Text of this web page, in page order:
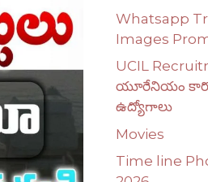
Whatsapp
Images
UCIL
యూరేనియం
ఉద్యోగాలు
Movies
Time line